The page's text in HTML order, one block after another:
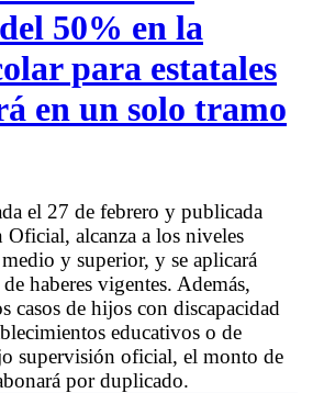
50% en la
para estatales
en un solo tramo
el 27 de febrero y publicada
alcanza a los niveles
y superior, y se aplicará
haberes vigentes. Además,
casos de hijos con discapacidad
educativos o de
supervisión oficial, el monto de
por duplicado.